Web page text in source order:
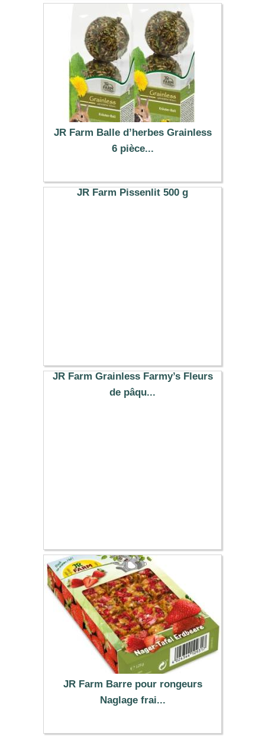
JR Farm Balle d’herbes Grainless
6 pièce...
5.49 €
JR Farm Pissenlit 500 g
JR Farm Grainless Farmy’s Fleurs
de pâqu...
JR Farm Barre pour rongeurs
Naglage frai...